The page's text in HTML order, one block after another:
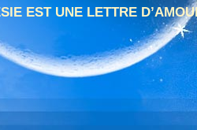
EST UNE LETTRE